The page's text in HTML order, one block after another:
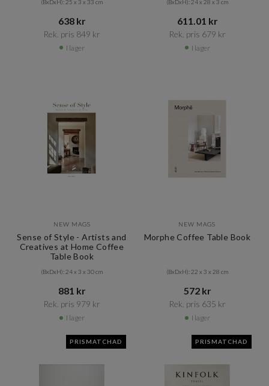
(BxDxH): 25 x 3 x 33 cm
638 kr​​
Rek. pris 849 kr​​
I lager
(BxDxH): 24 x 28 x 3 cm
611.01 kr​​
Rek. pris 679 kr​​
I lager
NEW MAGS
Sense of Style - Artists and
Creatives at Home Coffee
Table Book
(BxDxH): 24 x 3 x 30 cm
881 kr​​
Rek. pris 979 kr​​
I lager
NEW MAGS
Morphe Coffee Table Book
(BxDxH): 22 x 3 x 28 cm
572 kr​​
Rek. pris 635 kr​​
I lager
PRISMATCHAD PRISMATCHAD